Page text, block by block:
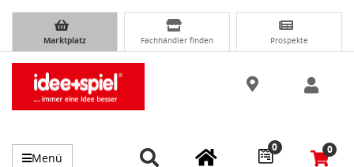
Marktplatz Fachhändler finden Prospekte
Menü
0 0